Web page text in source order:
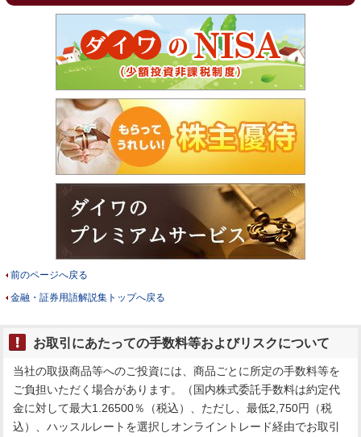
前のページへ戻る
金融・証券用語解説集トップへ戻る
お取引にあたっての手数料等およびリスクについて
当社の取扱商品等へのご投資には、商品ごとに所定の手数料等を
ご負担いただく場合があります。（国内株式委託手数料は約定代
金に対して最大1.26500％（税込）、ただし、最低2,750円（税
込）、ハッスルレートを選択しオンライントレード経由でお取引